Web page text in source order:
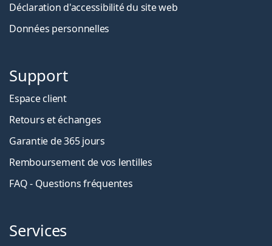
Déclaration d'accessibilité du site web
Données personnelles
Support
Espace client
Retours et échanges
Garantie de 365 jours
Remboursement de vos lentilles
FAQ - Questions fréquentes
Services